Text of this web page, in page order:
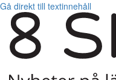
Gå direkt till textinnehåll